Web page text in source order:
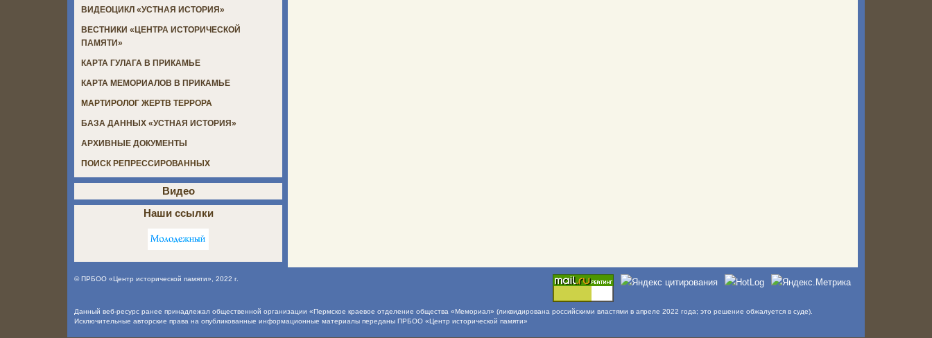
ВИДЕОЦИКЛ «УСТНАЯ ИСТОРИЯ»
ВЕСТНИКИ «ЦЕНТРА ИСТОРИЧЕСКОЙ
ПАМЯТИ»
КАРТА ГУЛАГА В ПРИКАМЬЕ
КАРТА МЕМОРИАЛОВ В ПРИКАМЬЕ
МАРТИРОЛОГ ЖЕРТВ ТЕРРОРА
БАЗА ДАННЫХ «УСТНАЯ ИСТОРИЯ»
АРХИВНЫЕ ДОКУМЕНТЫ
ПОИСК РЕПРЕССИРОВАННЫХ
Видео
Наши ссылки
©ПРБОО «Центр исторической памяти», 2022 г.
Данный веб-ресурс ранее принадлежал общественной организации «Пермское краевое отделение общества «Мемориал» (ликвидирована российскими властями в апреле 2022 года; это решение обжалуется в суде).
Исключительные авторские права на опубликованные информационные материалы переданы ПРБОО «Центр исторической памяти»